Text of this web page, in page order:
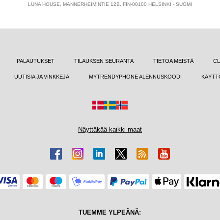
LUNA HOUSE, MANNERHEIMINTIE 12B, FIN-00100 HELSINKI - SUOMI
PALAUTUKSET TILAUKSEN SEURANTA TIETOA MEISTÄ
UUTISIA JA VINKKEJÄ MYTRENDYPHONE ALENNUSKOODI
Näyttäkää kaikki maat
TUEMME YLPEÄNÄ: